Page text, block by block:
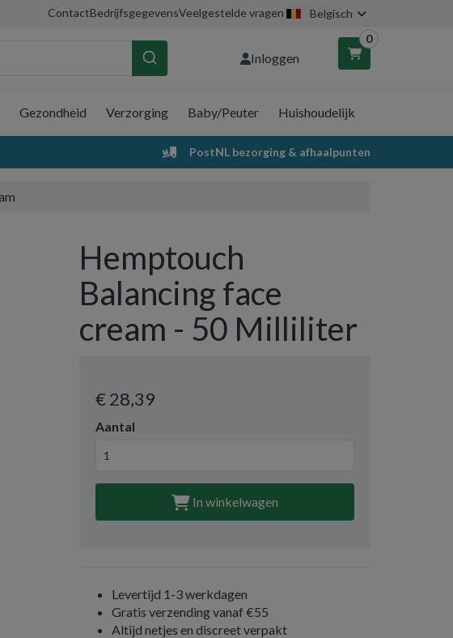
ContactBedrijfsgegevensVeelgestelde vragen Belgisch
Inloggen
0
Winkelwagen
Gezondheid Verzorging Baby/Peuter Huishoudelijk
PostNL bezorging & afhaalpunten
Hemptouch
Balancing face
cream - 50 Milliliter
€ 28,39
Aantal
In winkelwagen
Levertijd 1-3 werkdagen
Gratis verzending vanaf €55
Altijd netjes en discreet verpakt